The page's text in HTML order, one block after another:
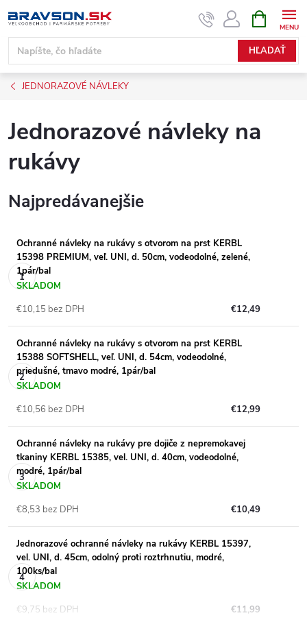
na
obsah
HĽADAŤ
KOŠÍK
JEDNORAZOVÉ NÁVLEKY
Jednorazové návleky na
rukávy
Najpredávanejšie
Ochranné návleky na rukávy s otvorom na prst KERBL
15398 PREMIUM, veľ. UNI, d. 50cm, vodeodolné, zelené,
1pár/bal
SKLADOM
€12,49
€10,15 bez DPH
Ochranné návleky na rukávy s otvorom na prst KERBL
15388 SOFTSHELL, veľ. UNI, d. 54cm, vodeodolné,
priedušné, tmavo modré, 1pár/bal
SKLADOM
€12,99
€10,56 bez DPH
Ochranné návleky na rukávy pre dojiče z nepremokavej
tkaniny KERBL 15385, vel. UNI, d. 40cm, vodeodolné,
modré, 1pár/bal
SKLADOM
€10,49
€8,53 bez DPH
Jednorazové ochranné návleky na rukávy KERBL 15397,
vel. UNI, d. 45cm, odolný proti roztrhnutiu, modré,
100ks/bal
SKLADOM
€11,99
€9,75 bez DPH